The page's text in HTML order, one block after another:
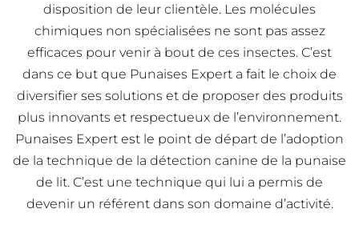
disposition de leur clientèle. Les molécules
chimiques non spécialisées ne sont pas assez
efficaces pour venir à bout de ces insectes. C’est
dans ce but que Punaises Expert a fait le choix de
diversifier ses solutions et de proposer des produits
plus innovants et respectueux de l’environnement.
Punaises Expert est le point de départ de l’adoption
de la technique de la détection canine de la punaise
de lit. C’est une technique qui lui a permis de
devenir un référent dans son domaine d’activité.